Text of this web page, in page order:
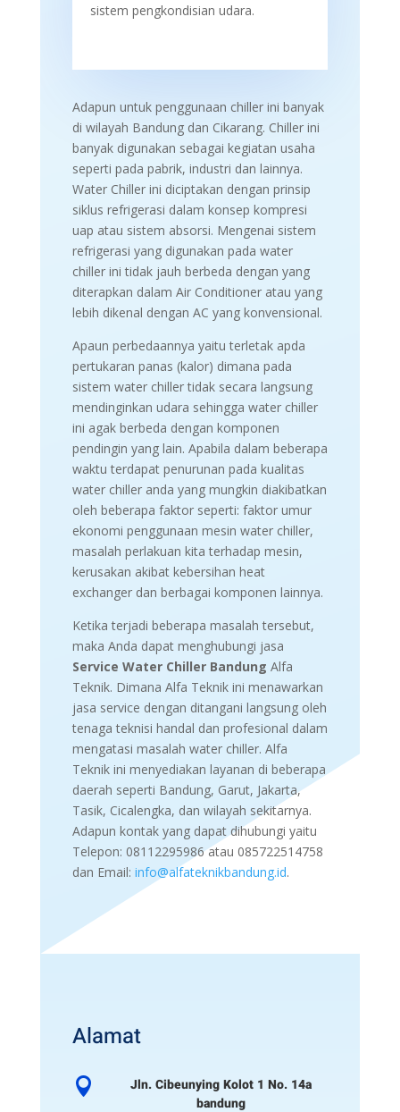
sistem pengkondisian udara.
Adapun untuk penggunaan chiller ini banyak
di wilayah Bandung dan Cikarang. Chiller ini
banyak digunakan sebagai kegiatan usaha
seperti pada pabrik, industri dan lainnya.
Water Chiller ini diciptakan dengan prinsip
siklus refrigerasi dalam konsep kompresi
uap atau sistem absorsi. Mengenai sistem
refrigerasi yang digunakan pada water
chiller ini tidak jauh berbeda dengan yang
diterapkan dalam Air Conditioner atau yang
lebih dikenal dengan AC yang konvensional.
Apaun perbedaannya yaitu terletak apda
pertukaran panas (kalor) dimana pada
sistem water chiller tidak secara langsung
mendinginkan udara sehingga water chiller
ini agak berbeda dengan komponen
pendingin yang lain. Apabila dalam beberapa
waktu terdapat penurunan pada kualitas
water chiller anda yang mungkin diakibatkan
oleh beberapa faktor seperti: faktor umur
ekonomi penggunaan mesin water chiller,
masalah perlakuan kita terhadap mesin,
kerusakan akibat kebersihan heat
exchanger dan berbagai komponen lainnya.
Ketika terjadi beberapa masalah tersebut,
maka Anda dapat menghubungi jasa
Service Water Chiller Bandung Alfa
Teknik. Dimana Alfa Teknik ini menawarkan
jasa service dengan ditangani langsung oleh
tenaga teknisi handal dan profesional dalam
mengatasi masalah water chiller. Alfa
Teknik ini menyediakan layanan di beberapa
daerah seperti Bandung, Garut, Jakarta,
Tasik, Cicalengka, dan wilayah sekitarnya.
Adapun kontak yang dapat dihubungi yaitu
Telepon: 08112295986 atau 085722514758
dan Email: info@alfateknikbandung.id.
Alamat

Jln. Cibeunying Kolot 1 No. 14a
bandung